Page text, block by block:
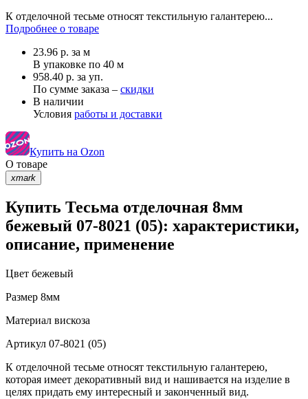
К отделочной тесьме относят текстильную галантерею...
Подробнее о товаре
23.96 р. за м
В упаковке по 40 м
958.40 р. за уп.
По сумме заказа – скидки
В наличии
Условия работы и доставки
Купить на Ozon
О товаре
xmark
Купить Тесьма отделочная 8мм
бежевый 07-8021 (05): характеристики,
описание, применение
Цвет бежевый
Размер 8мм
Материал вискоза
Артикул 07-8021 (05)
К отделочной тесьме относят текстильную галантерею,
которая имеет декоративный вид и нашивается на изделие в
целях придать ему интересный и законченный вид.